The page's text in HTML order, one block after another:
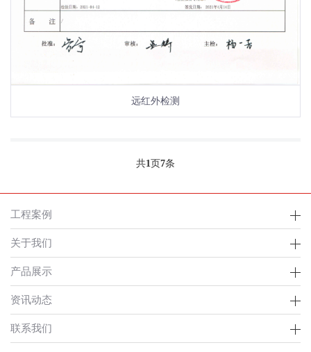
远红外检测
共1 页7条
工程案例
关于我们
产品展示
资讯动态
联系我们